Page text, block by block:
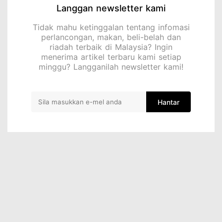
Langgan newsletter kami
Tidak mahu ketinggalan tentang infomasi
perlancongan, makan, beli-belah dan
riadah terbaik di Malaysia? Ingin
menerima artikel terbaru kami setiap
minggu? Langganilah newsletter kami!
Hantar